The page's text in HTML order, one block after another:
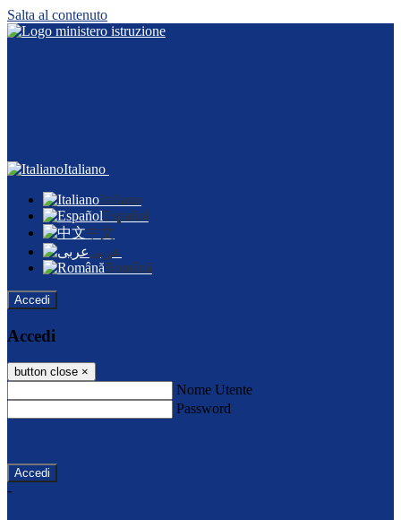
Salta al contenuto
Italiano
Italiano
Español
中文
عربى
Română
Accedi
Accedi
button close ×
Nome Utente
Password
-